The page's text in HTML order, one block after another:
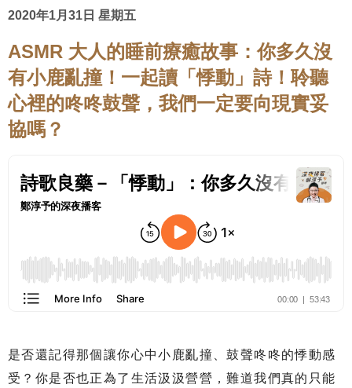
2020年1月31日 星期五
ASMR 大人的睡前療癒故事：你多久沒
有小鹿亂撞！一起讀「悸動」詩！聆聽
心裡的咚咚鼓聲，我們一定要向現實妥
協嗎？
是否還記得那個讓你心中小鹿亂撞、鼓聲咚咚的悸動感
受？你是否也正為了生活汲汲營營，難道我們真的只能